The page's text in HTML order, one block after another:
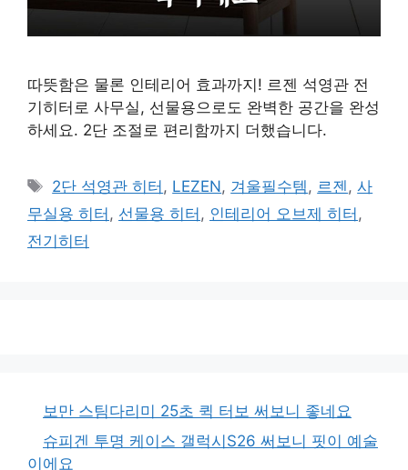
따뜻함은 물론 인테리어 효과까지! 르젠 석영관 전
기히터로 사무실, 선물용으로도 완벽한 공간을 완성
하세요. 2단 조절로 편리함까지 더했습니다.
태
그
2단 석영관 히터 , LEZEN, 겨울필수템 , 르젠 ,사
무실용 히터 , 선물용 히터 , 인테리어 오브제 히터 ,
전기히터
보만 스팀다리미 25초 퀵 터보 써보니 좋네요
슈피겐 투명 케이스 갤럭시S26 써보니 핏이 예술
이에요